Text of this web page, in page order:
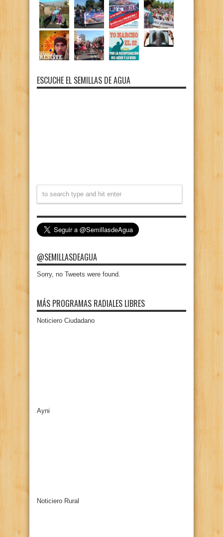
ESCUCHE EL SEMILLAS DE AGUA
@SEMILLASDEAGUA
Sorry, no Tweets were found.
MÁS PROGRAMAS RADIALES LIBRES
Noticiero Ciudadano
Ayni
Noticiero Rural